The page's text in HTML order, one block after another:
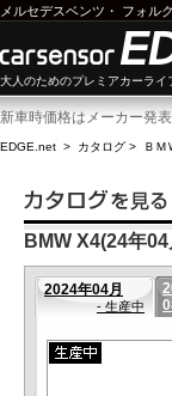
メルセデスベンツ ・ フォル
大人のためのプレミアカーラ
新車時価格はメーカー発
EDGE.net > カタログ > ＢＭ
BMW X4(24年
2024年04月
- 生産中